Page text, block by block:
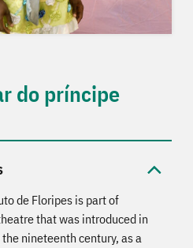
do príncipe
de Floripes is part of
that was introduced in
nineteenth century, as a